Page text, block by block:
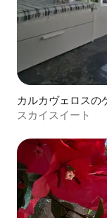
カルカヴェロスの
スカイスイート